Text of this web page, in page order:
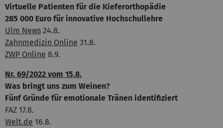
Virtuelle Patienten für die Kieferorthopädie
285 000 Euro für innovative Hochschullehre
Ulm News 24.8.
Zahnmedizin Online 31.8.
ZWP Online 8.9.
Nr. 69/2022 vom 15.8.
Was bringt uns zum Weinen?
Fünf Gründe für emotionale Tränen identifiziert
FAZ 17.8.
Welt.de 16.8.